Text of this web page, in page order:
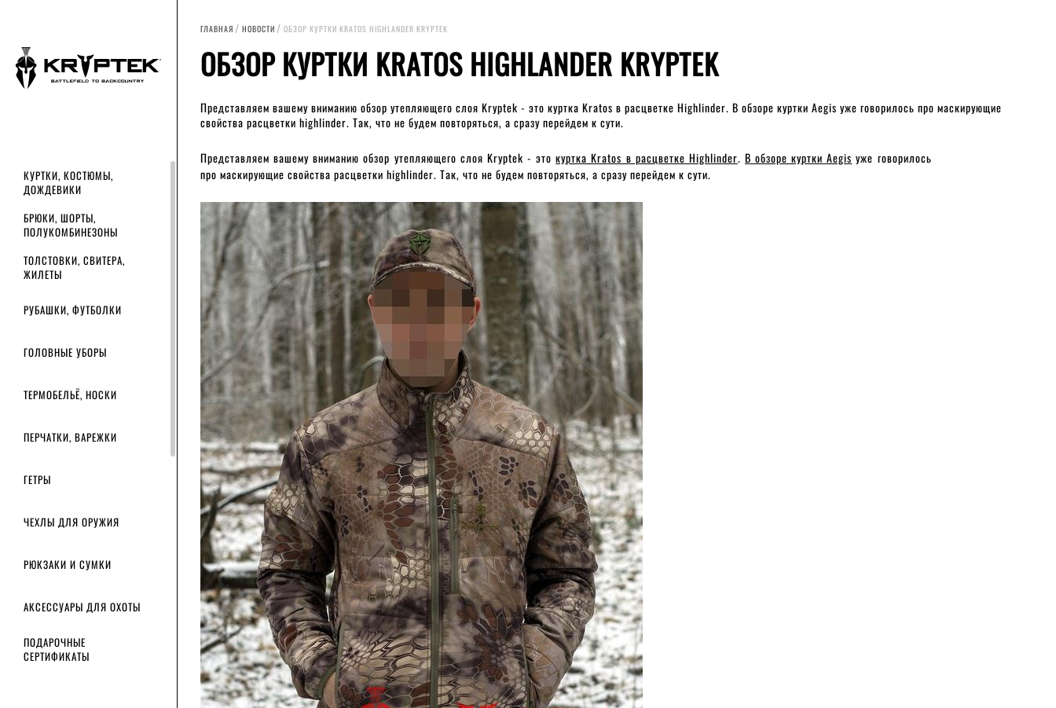
КУРТКИ, КОСТЮМЫ,
ДОЖДЕВИКИ
БРЮКИ, ШОРТЫ,
ПОЛУКОМБИНЕЗОНЫ
ТОЛСТОВКИ, СВИТЕРА,
ЖИЛЕТЫ
РУБАШКИ, ФУТБОЛКИ
ГОЛОВНЫЕ УБОРЫ
ТЕРМОБЕЛЬЁ, НОСКИ
ПЕРЧАТКИ, ВАРЕЖКИ
ГЕТРЫ
ЧЕХЛЫ ДЛЯ ОРУЖИЯ
РЮКЗАКИ И СУМКИ
АКСЕССУАРЫ ДЛЯ ОХОТЫ
ПОДАРОЧНЫЕ
СЕРТИФИКАТЫ
ГЛАВНАЯ НОВОСТИ ОБЗОР КУРТКИ KRATOS HIGHLANDER KRYPTEK
ОБЗОР КУРТКИ KRATOS HIGHLANDER KRYPTEK
Представляем вашему вниманию обзор утепляющего слоя Kryptek - это куртка Kratos в расцветке Highlinder. В обзоре куртки Aegis уже говорилось про маскирующие
свойства расцветки highlinder. Так, что не будем повторяться, а сразу перейдем к сути.
Представляем вашему вниманию обзор утепляющего слоя Kryptek - этокуртка Kratos в расцветке Highlinder. В обзоре куртки Aegis уже говорилось
про маскирующие свойства расцветки highlinder. Так, что не будем повторяться, а сразу перейдем к сути.